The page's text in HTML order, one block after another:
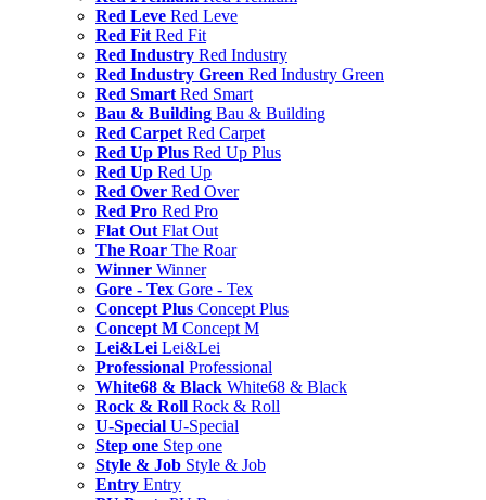
Red Leve Red Leve
Red Fit Red Fit
Red Industry Red Industry
Red Industry Green Red Industry Green
Red Smart Red Smart
Bau & Building Bau & Building
Red Carpet Red Carpet
Red Up Plus Red Up Plus
Red Up Red Up
Red Over Red Over
Red Pro Red Pro
Flat Out Flat Out
The Roar The Roar
Winner Winner
Gore - Tex Gore - Tex
Concept Plus Concept Plus
Concept M Concept M
Lei&Lei Lei&Lei
Professional Professional
White68 & Black White68 & Black
Rock & Roll Rock & Roll
U-Special U-Special
Step one Step one
Style & Job Style & Job
Entry Entry